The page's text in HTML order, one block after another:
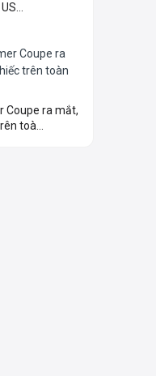
Coupe ra mắt,
toà...